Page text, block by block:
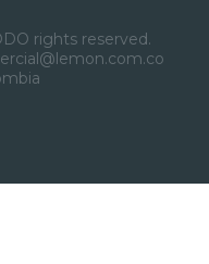
rights reserved.